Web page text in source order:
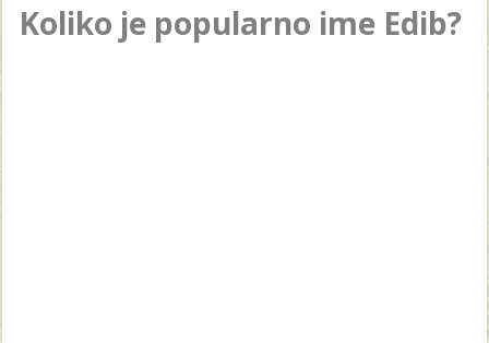
Koliko je popularno ime Edib?